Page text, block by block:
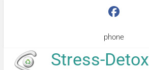
phone
Stress-Detox